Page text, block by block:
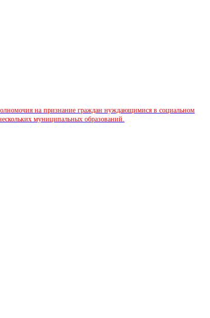
на признание граждан нуждающимися в социальном
муниципальных образований.